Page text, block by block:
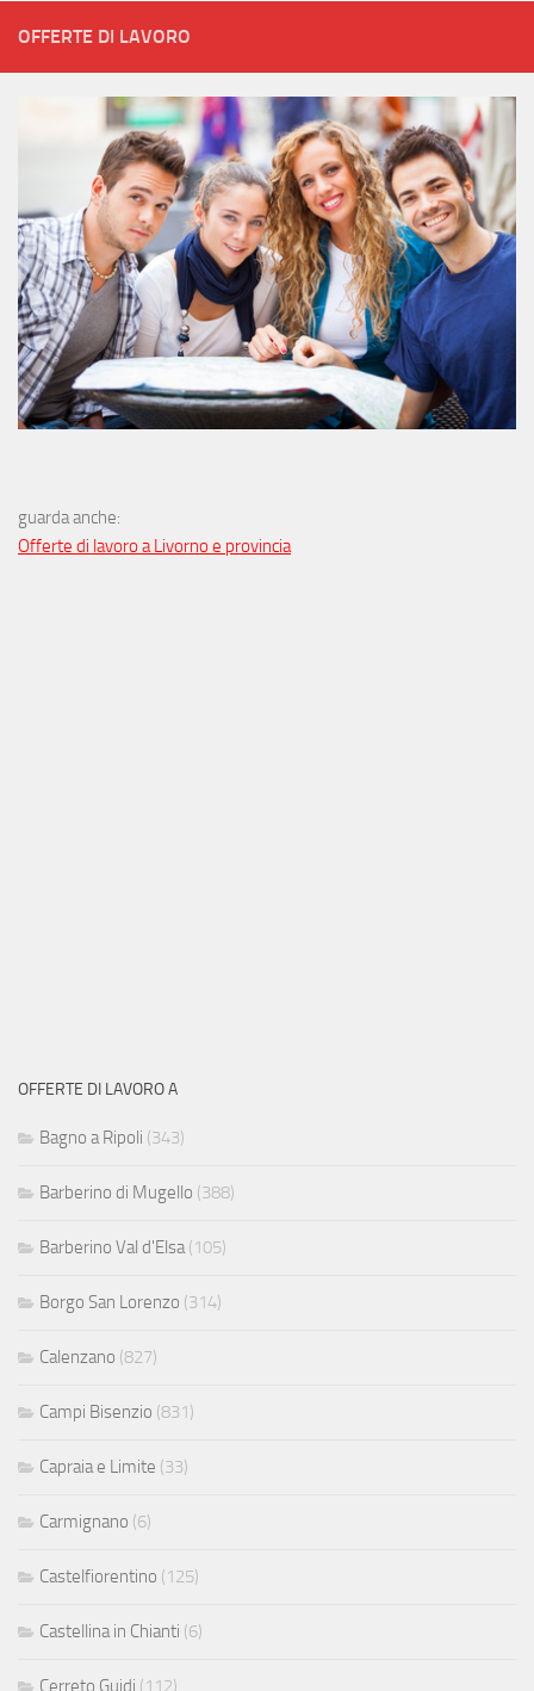
OFFERTE DI LAVORO
guarda anche:
Offerte di lavoro a Livorno e provincia
OFFERTE DI LAVORO A
Bagno a Ripoli (343)
Barberino di Mugello (388)
Barberino Val d'Elsa(105)
Borgo San Lorenzo (314)
Calenzano (827)
Campi Bisenzio (831)
Capraia e Limite (33)
Carmignano (6)
Castelfiorentino (125)
Castellina in Chianti (6)
Cerreto Guidi (112)